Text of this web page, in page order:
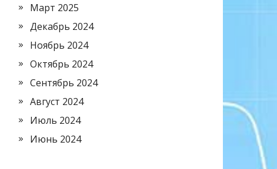
Март 2025
Декабрь 2024
Ноябрь 2024
Октябрь 2024
Сентябрь 2024
Август 2024
Июль 2024
Июнь 2024